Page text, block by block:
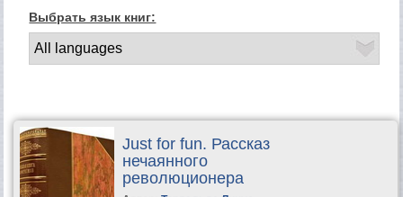
Выбрать язык книг:
Just for fun. Рассказ
нечаянного
революционера